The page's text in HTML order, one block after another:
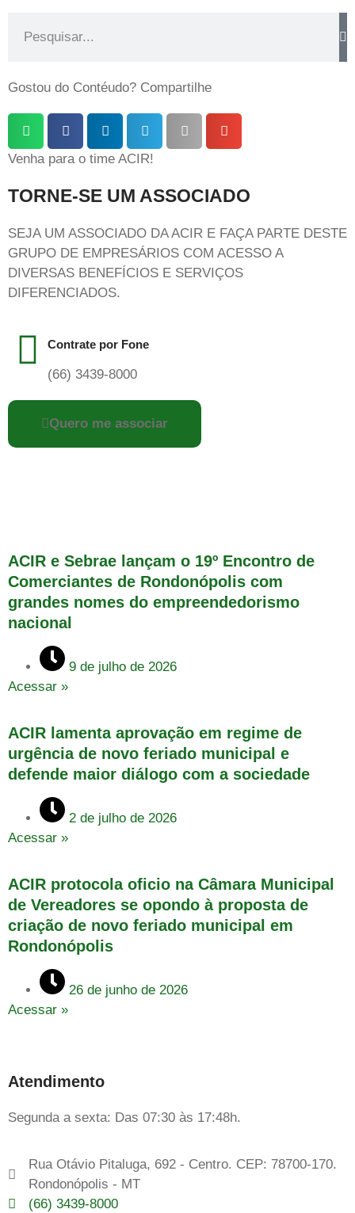
Gostou do Contéudo? Compartilhe
Venha para o time ACIR!
TORNE-SE UM ASSOCIADO
SEJA UM ASSOCIADO DA ACIR E FAÇA PARTE DESTE
GRUPO DE EMPRESÁRIOS COM ACESSO A
DIVERSAS BENEFÍCIOS E SERVIÇOS
DIFERENCIADOS.
Contrate por Fone
(66) 3439-8000
Quero me associar
ACIR e Sebrae lançam o 19º Encontro de
Comerciantes de Rondonópolis com
grandes nomes do empreendedorismo
nacional
9 de julho de 2026
Acessar »
ACIR lamenta aprovação em regime de
urgência de novo feriado municipal e
defende maior diálogo com a sociedade
2 de julho de 2026
Acessar »
ACIR protocola oficio na Câmara Municipal
de Vereadores se opondo à proposta de
criação de novo feriado municipal em
Rondonópolis
26 de junho de 2026
Acessar »
Atendimento
Segunda a sexta: Das 07:30 às 17:48h.
Rua Otávio Pitaluga, 692 - Centro. CEP: 78700-170.
Rondonópolis - MT
(66) 3439-8000